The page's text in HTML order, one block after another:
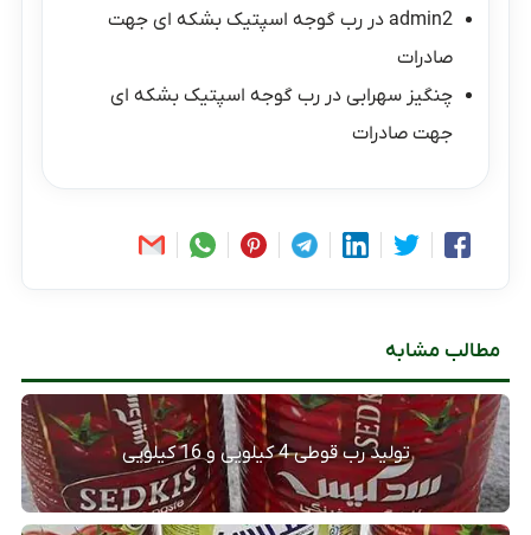
admin2 دررب گوجه اسپتیک بشکه ای جهت
صادرات
چنگیز سهرابی دررب گوجه اسپتیک بشکه ای
جهت صادرات
مطالب مشابه
تولید رب قوطی 4 کیلویی و 16 کیلویی